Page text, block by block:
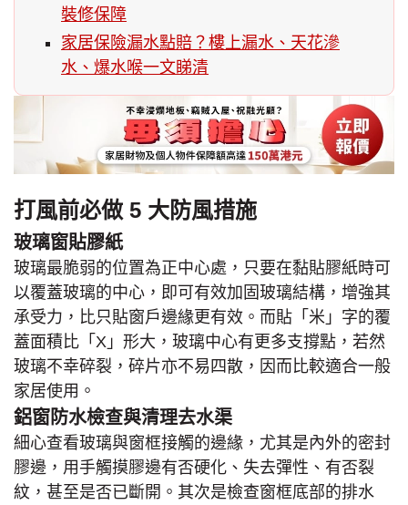
裝修保障
家居保險漏水點賠？樓上漏水、天花滲
水、爆水喉一文睇清
打風前必做 5 大防風措施
玻璃窗貼膠紙
玻璃最脆弱的位置為正中心處，只要在黏貼膠紙時可
以覆蓋玻璃的中心，即可有效加固玻璃結構，增強其
承受力，比只貼窗戶邊緣更有效。而貼「米」字的覆
蓋面積比「X」形大，玻璃中心有更多支撐點，若然
玻璃不幸碎裂，碎片亦不易四散，因而比較適合一般
家居使用。
鋁窗防水檢查與清理去水渠
細心查看玻璃與窗框接觸的邊緣，尤其是內外的密封
膠邊，用手觸摸膠邊有否硬化、失去彈性、有否裂
紋，甚至是否已斷開。其次是檢查窗框底部的排水